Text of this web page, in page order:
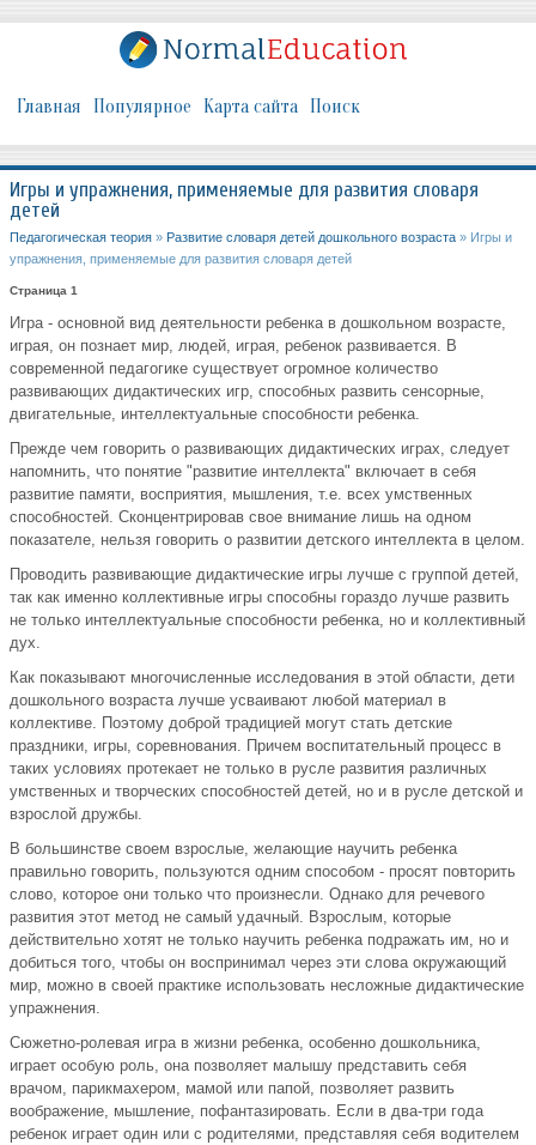
Главная Популярное Карта сайта Поиск
Игры и упражнения, применяемые для развития словаря
детей
Педагогическая теория » Развитие словаря детей дошкольного возраста » Игры и
упражнения, применяемые для развития словаря детей
Страница 1
Игра - основной вид деятельности ребенка в дошкольном возрасте,
играя, он познает мир, людей, играя, ребенок развивается. В
современной педагогике существует огромное количество
развивающих дидактических игр, способных развить сенсорные,
двигательные, интеллектуальные способности ребенка.
Прежде чем говорить о развивающих дидактических играх, следует
напомнить, что понятие "развитие интеллекта" включает в себя
развитие памяти, восприятия, мышления, т.е. всех умственных
способностей. Сконцентрировав свое внимание лишь на одном
показателе, нельзя говорить о развитии детского интеллекта в целом.
Проводить развивающие дидактические игры лучше с группой детей,
так как именно коллективные игры способны гораздо лучше развить
не только интеллектуальные способности ребенка, но и коллективный
дух.
Как показывают многочисленные исследования в этой области, дети
дошкольного возраста лучше усваивают любой материал в
коллективе. Поэтому доброй традицией могут стать детские
праздники, игры, соревнования. Причем воспитательный процесс в
таких условиях протекает не только в русле развития различных
умственных и творческих способностей детей, но и в русле детской и
взрослой дружбы.
В большинстве своем взрослые, желающие научить ребенка
правильно говорить, пользуются одним способом - просят повторить
слово, которое они только что произнесли. Однако для речевого
развития этот метод не самый удачный. Взрослым, которые
действительно хотят не только научить ребенка подражать им, но и
добиться того, чтобы он воспринимал через эти слова окружающий
мир, можно в своей практике использовать несложные дидактические
упражнения.
Сюжетно-ролевая игра в жизни ребенка, особенно дошкольника,
играет особую роль, она позволяет малышу представить себя
врачом, парикмахером, мамой или папой, позволяет развить
воображение, мышление, пофантазировать. Если в два-три года
ребенок играет один или с родителями, представляя себя водителем